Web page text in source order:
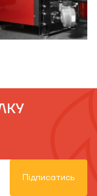
Підписатись